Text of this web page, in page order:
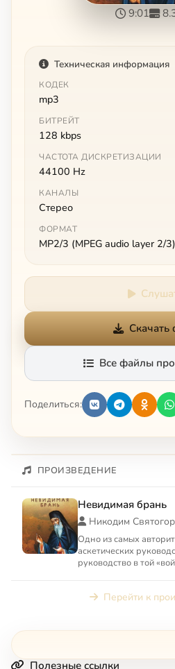
9:01
Техническая информация
КОДЕК
mp3
БИТРЕЙТ
128 kbps
ЧАСТОТА ДИСКРЕТИЗАЦИИ
44100 Hz
КАНАЛЫ
Стерео
ФОРМАТ
MP2/3 (MPEG audio layer 2/3)
Скачать
Все файлы
Поделиться:
ПРОИЗВЕДЕНИЕ
Невидимая брань
Никодим
Одно из самых
аскетических
руководство в той
Перейти к
Полезные ссылки